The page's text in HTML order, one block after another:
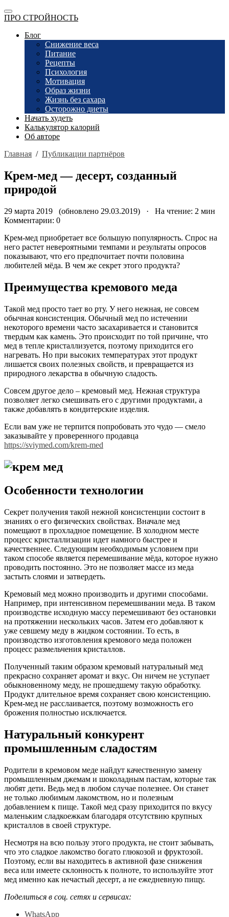
ПРО СТРОЙНОСТЬ
Блог
Снижение веса
Питание
Рецепты
Психология
Мотивация
Образ жизни
Жизнь без сахара
Осторожно диеты
Начать худеть
Калькулятор калорий
Об авторе
Главная / Публикации партнёров
Крем-мед — десерт, созданный
природой
29 марта 2019 (обновлено 29.03.2019) · На чтение: 2 мин
Комментарии: 0
Крем-мед приобретает все большую популярность. Спрос на
него растет невероятными темпами и результаты опросов
показывают, что его предпочитает почти половина
любителей мёда. В чем же секрет этого продукта?
Преимущества кремового меда
Такой мед просто тает во рту. У него нежная, не совсем
обычная консистенция. Обычный мед по истечении
некоторого времени часто засахаривается и становится
твердым как камень. Это происходит по той причине, что
мед в тепле кристаллизуется, поэтому приходится его
нагревать. Но при высоких температурах этот продукт
лишается своих полезных свойств, и превращается из
природного лекарства в обычную сладость.
Совсем другое дело – кремовый мед. Нежная структура
позволяет легко смешивать его с другими продуктами, а
также добавлять в кондитерские изделия.
Если вам уже не терпится попробовать это чудо — смело
заказывайте у проверенного продавца
https://sviymed.com/krem-med
Особенности технологии
Секрет получения такой нежной консистенции состоит в
знаниях о его физических свойствах. Вначале мед
помещают в прохладное помещение. В холодном месте
процесс кристаллизации идет намного быстрее и
качественнее. Следующим необходимым условием при
таком способе является перемешивание мёда, которое нужно
проводить постоянно. Это не позволяет массе из меда
застыть слоями и затвердеть.
Кремовый мед можно производить и другими способами.
Например, при интенсивном перемешивании меда. В таком
производстве исходную массу перемешивают без остановки
на протяжении нескольких часов. Затем его добавляют к
уже севшему меду в жидком состоянии. То есть, в
производство изготовления кремового меда положен
процесс размельчения кристаллов.
Полученный таким образом кремовый натуральный мед
прекрасно сохраняет аромат и вкус. Он ничем не уступает
обыкновенному меду, не прошедшему такую обработку.
Продукт длительное время сохраняет свою консистенцию.
Крем-мед не расслаивается, поэтому возможность его
брожения полностью исключается.
Натуральный конкурент
промышленным сладостям
Родители в кремовом меде найдут качественную замену
промышленным джемам и шоколадным пастам, которые так
любят дети. Ведь мед в любом случае полезнее. Он станет
не только любимым лакомством, но и полезным
добавлением к пище. Такой мед сразу приходится по вкусу
маленьким сладкоежкам благодаря отсутствию крупных
кристаллов в своей структуре.
Несмотря на всю пользу этого продукта, не стоит забывать,
что это сладкое лакомство богато глюкозой и фруктозой.
Поэтому, если вы находитесь в активной фазе снижения
веса или имеете склонность к полноте, то используйте этот
мед именно как нечастый десерт, а не ежедневную пищу.
Поделиться в соц. сетях и сервисах:
WhatsApp